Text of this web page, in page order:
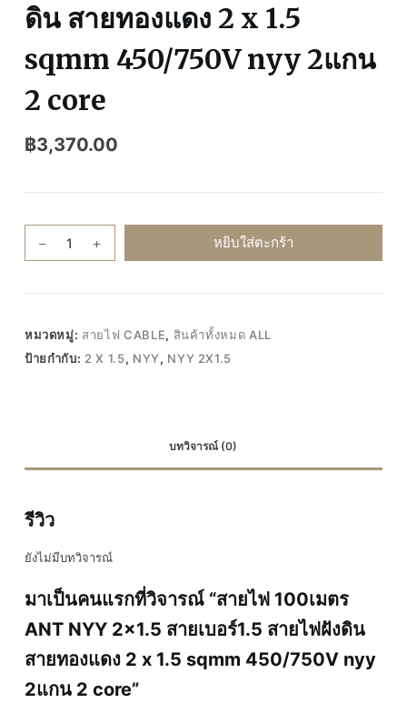
ดิน สายทองแดง 2 x 1.5
sqmm 450/750V nyy 2แกน
2 core
฿3,370.00
สาย
NYY
2x1.5
ฝัง
สาย
2
1.5
sqmm
450/750V
nyy
2แกน
หยิบใส่ตะกร้า
หมวดหมู่: สายไฟ CABLE, สินค้าทั้งหมด ALL
ป้ายกำกับ: 2 X 1.5, NYY, NYY 2X1.5
บทวิจารณ์ (0)
รีวิว
ยังไม่มีบทวิจารณ์
มาเป็นคนแรกที่วิจารณ์ “สายไฟ 100เมตร
ANT NYY 2×1.5 สายเบอร์1.5 สายไฟฝังดิน
สายทองแดง 2 x 1.5 sqmm 450/750V nyy
2แกน 2 core”